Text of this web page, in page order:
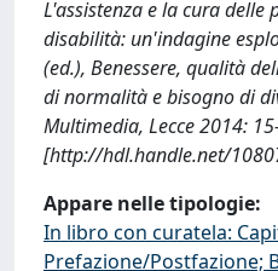
L'assistenza e la cura delle
disabilità: un'indagine
(ed.), Benessere, qualità
di normalità e bisogno di
Multimedia, Lecce 2014:
[http://hdl.handle.net/
Appare nelle tipologie:
In libro con curatela:
Prefazione/Postfazione;